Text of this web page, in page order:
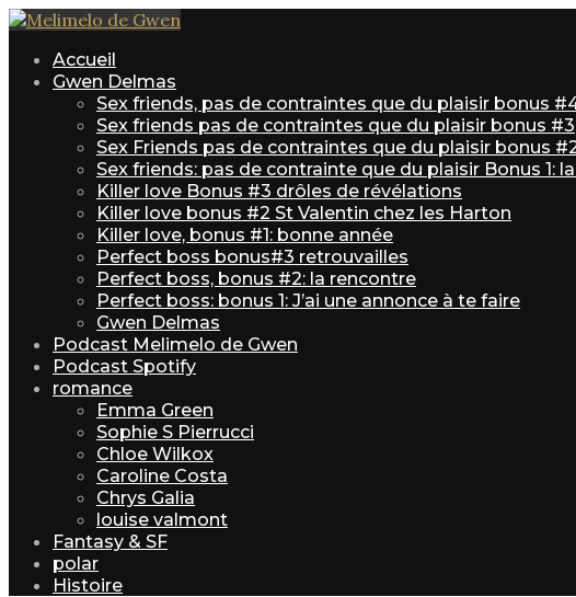
Accueil
Gwen Delmas
Sex friends, pas de contraintes que du plaisir bonus
Sex friends pas de contraintes que du plaisir bonus #3
Sex Friends pas de contraintes que du plaisir bonus
Sex friends: pas de contrainte que du plaisir Bonus 1:
Killer love Bonus #3 drôles de révélations
Killer love bonus #2 St Valentin chez les Harton
Killer love, bonus #1: bonne année
Perfect boss bonus#3 retrouvailles
Perfect boss, bonus #2: la rencontre
Perfect boss: bonus 1: J’ai une annonce à te faire
Gwen Delmas
Podcast Melimelo de Gwen
Podcast Spotify
romance
Emma Green
Sophie S Pierrucci
Chloe Wilkox
Caroline Costa
Chrys Galia
louise valmont
Fantasy & SF
polar
Histoire